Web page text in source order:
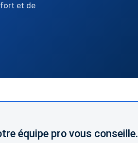
et de
équipe pro vous conseille.